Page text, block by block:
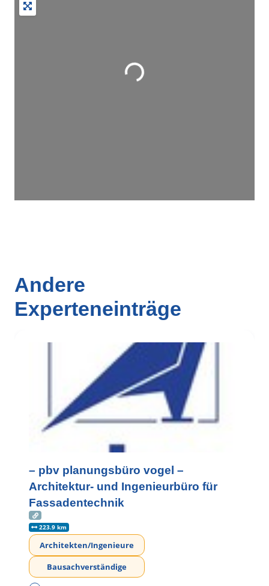
Wird geladen …
Andere
Experteneinträge
– pbv planungsbüro vogel –
Architektur- und Ingenieurbüro für
Fassadentechnik
223.9 km
Architekten/Ingenieure
Bausachverständige